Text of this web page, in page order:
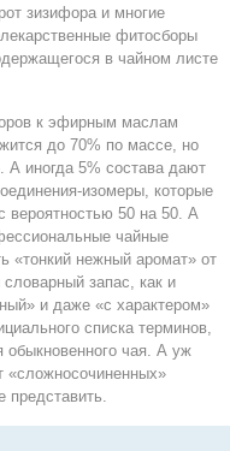
зизифора и многие
фитосборы
в чайном листе
к эфирным маслам
до 70% по массе, но
А иногда 5% состава дают
изомеры, которые
вероятностью 50 на 50. А
чайные
«тонкий нежный аромат» от
запас, как и
и даже «с характером»
списка терминов,
чая. А уж
представить.